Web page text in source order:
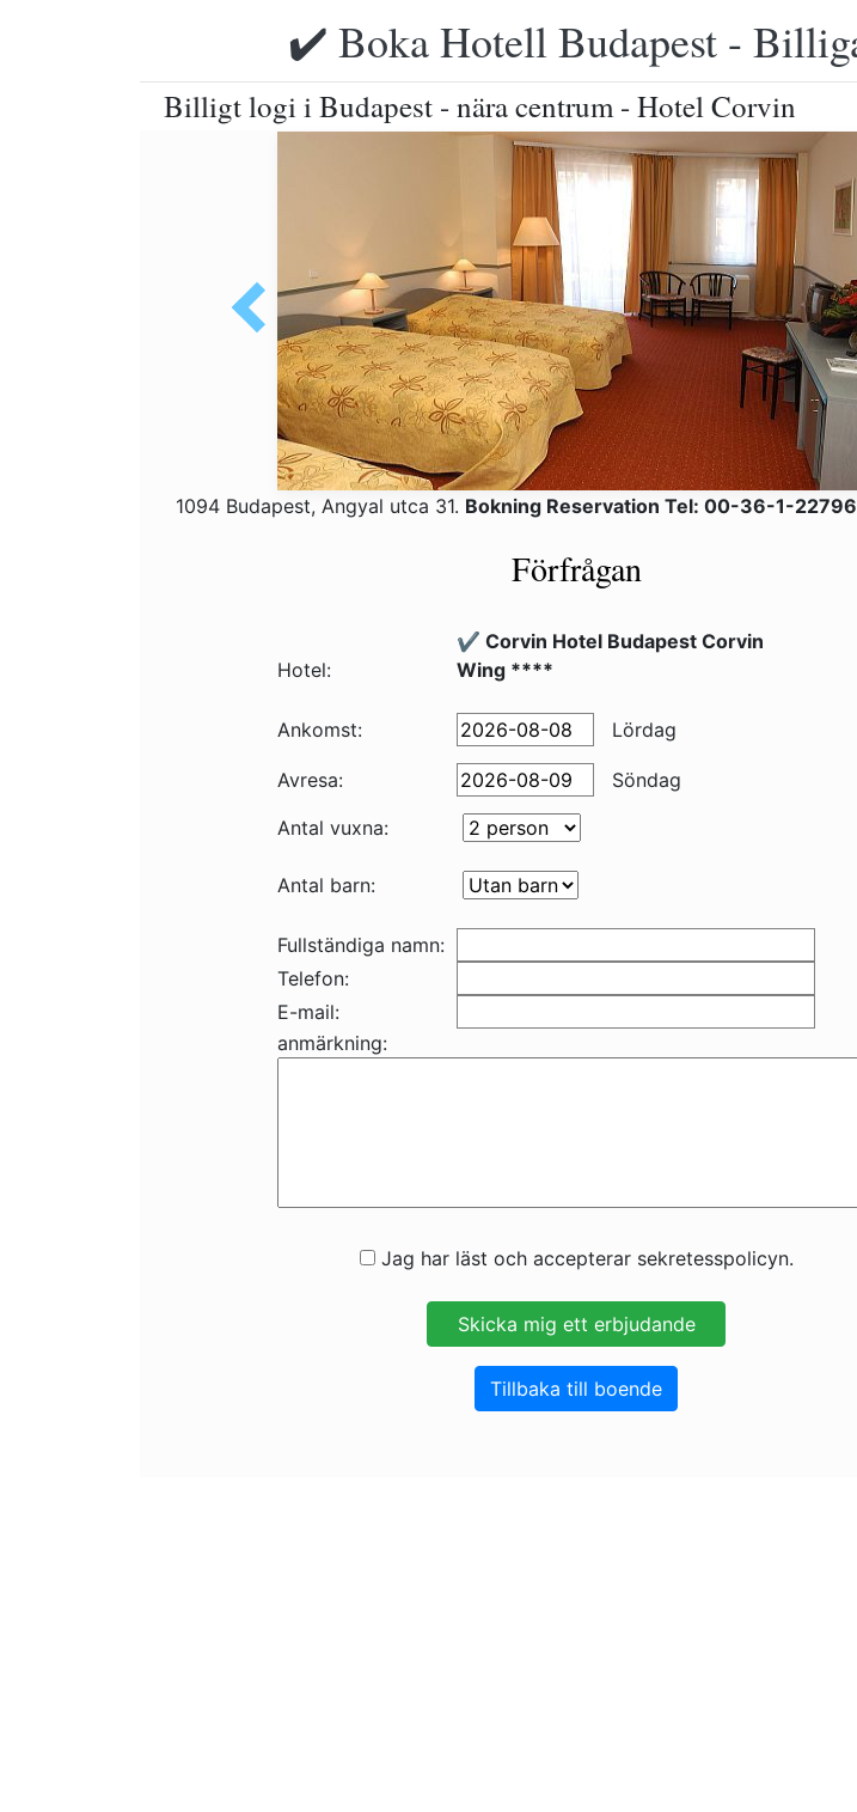
✔️ Boka Hotell Budapest -
Billigt logi i Budapest - nära centrum - Hotel Corvin
1094 Budapest, Angyal utca 31. Bokning Reservation Tel: 00-36-1-
Förfrågan
Hotel:
✔️ Corvin Hotel Budapest Corvin
Wing ****
Ankomst: Lördag
Avresa:
Söndag
Antal vuxna:
Antal barn:
Fullständiga namn:
Telefon:
E-mail:
anmärkning:
Jag har läst och accepterar sekretesspolicyn.
Tillbaka till boende